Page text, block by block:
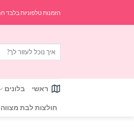
הזמנות טלפוניות בלבד חנות 03-6563303 וואטסאפ 054-
ראשי בלונים
חולצות לבת מצווה